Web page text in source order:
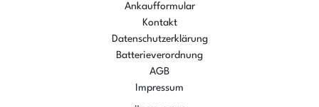
Ankaufformular
Kontakt
Datenschutzerklärung
Batterieverordnung
AGB
Impressum